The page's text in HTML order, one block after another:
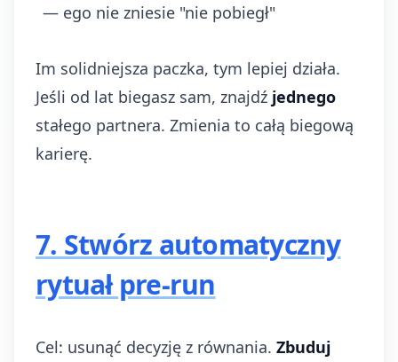
— ego nie zniesie "nie pobiegł"
Im solidniejsza paczka, tym lepiej działa.
Jeśli od lat biegasz sam, znajdź jednego
stałego partnera. Zmienia to całą biegową
karierę.
7. Stwórz automatyczny
rytuał pre-run
Cel: usunąć decyzję z równania. Zbuduj